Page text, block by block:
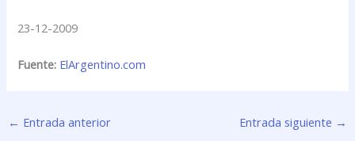
23-12-2009
Fuente: ElArgentino.com
← Entrada anterior Entrada siguiente →